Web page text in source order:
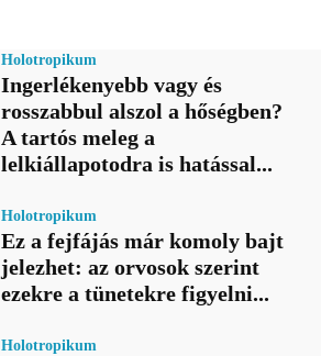
Holotropikum
Ingerlékenyebb vagy és
rosszabbul alszol a hőségben?
A tartós meleg a
lelkiállapotodra is hatással...
Holotropikum
Ez a fejfájás már komoly bajt
jelezhet: az orvosok szerint
ezekre a tünetekre figyelni...
Holotropikum